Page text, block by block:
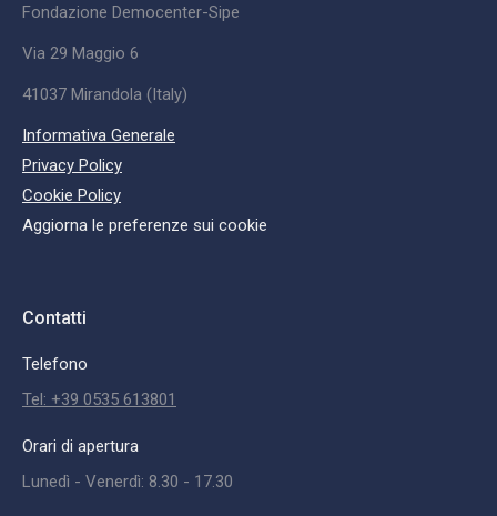
Fondazione Democenter-Sipe
Via 29 Maggio 6
41037 Mirandola (Italy)
Informativa Generale
Privacy Policy
Cookie Policy
Aggiorna le preferenze sui cookie
Contatti
Telefono
Tel: +39 0535 613801
Orari di apertura
Lunedì - Venerdì: 8.30 - 17.30